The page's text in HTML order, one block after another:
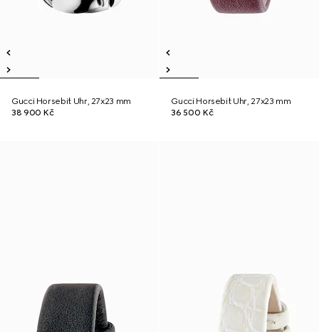
Gucci Horsebit Uhr, 27x23 mm
38 900 Kč
Gucci Horsebit Uhr, 27x23 mm
36 500 Kč